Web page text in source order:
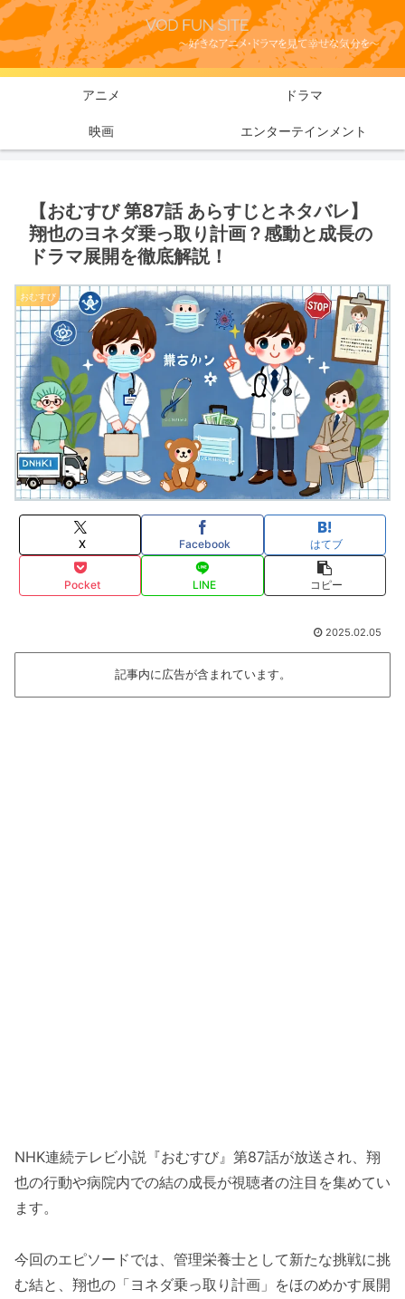
アニメ ドラマ
映画 エンターテインメント
【おむすび 第87話 あらすじとネタバレ】
翔也のヨネダ乗っ取り計画？感動と成長の
ドラマ展開を徹底解説！
おむすび
X Facebook はてブ
Pocket LINE コピー
2025.02.05
記事内に広告が含まれています。
NHK連続テレビ小説『おむすび』第87話が放送され、翔
也の行動や病院内での結の成長が視聴者の注目を集めてい
ます。
今回のエピソードでは、管理栄養士として新たな挑戦に挑
む結と、翔也の「ヨネダ乗っ取り計画」をほのめかす展開